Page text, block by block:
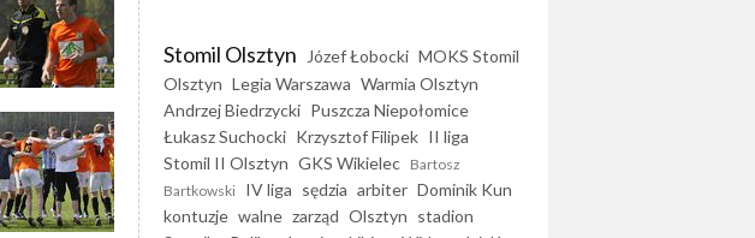
Stomil Olsztyn Józef Łobocki MOKS Stomil
Olsztyn Legia Warszawa Warmia Olsztyn
Andrzej Biedrzycki Puszcza Niepołomice
Łukasz Suchocki Krzysztof Filipek II liga
Stomil II Olsztyn GKS Wikielec Bartosz
Bartkowski IV liga sędzia arbiter Dominik Kun
kontuzje walne zarząd Olsztyn stadion